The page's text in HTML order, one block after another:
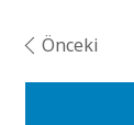
Önceki